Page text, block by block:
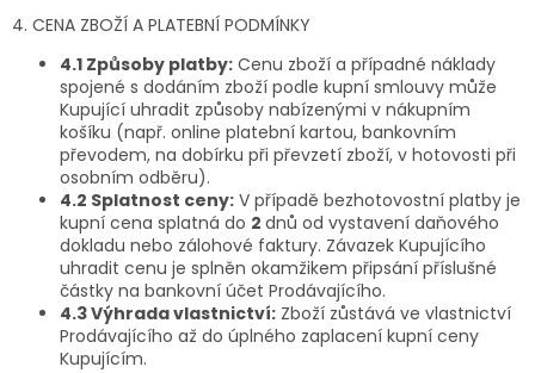
4. CENA ZBOŽÍ A PLATEBNÍ PODMÍNKY
4.1 Způsoby platby: Cenu zboží a případné náklady
spojené s dodáním zboží podle kupní smlouvy může
Kupující uhradit způsoby nabízenými v nákupním
košíku (např. online platební kartou, bankovním
převodem, na dobírku při převzetí zboží, v hotovosti při
osobním odběru).
4.2 Splatnost ceny: V případě bezhotovostní platby je
kupní cena splatná do 2 dnů od vystavení daňového
dokladu nebo zálohové faktury. Závazek Kupujícího
uhradit cenu je splněn okamžikem připsání příslušné
částky na bankovní účet Prodávajícího.
4.3 Výhrada vlastnictví: Zboží zůstává ve vlastnictví
Prodávajícího až do úplného zaplacení kupní ceny
Kupujícím.